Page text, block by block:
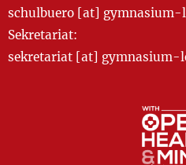
schulbuero [at]
Sekretariat:
sekretariat [at] gymnasium-